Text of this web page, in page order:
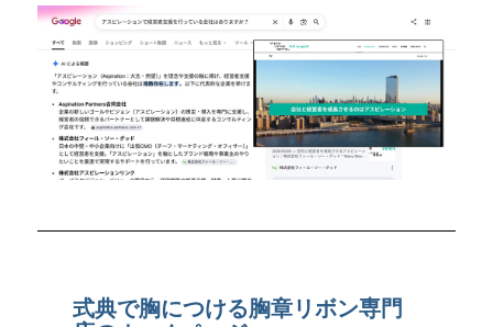
式典で胸につける胸章リボン専門